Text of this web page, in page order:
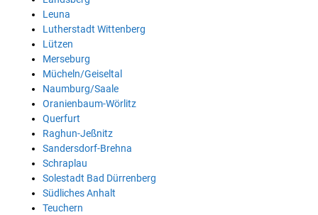
Leuna
Lutherstadt Wittenberg
Lützen
Merseburg
Mücheln/Geiseltal
Naumburg/Saale
Oranienbaum-Wörlitz
Querfurt
Raghun-Jeßnitz
Sandersdorf-Brehna
Schraplau
Solestadt Bad Dürrenberg
Südliches Anhalt
Teuchern